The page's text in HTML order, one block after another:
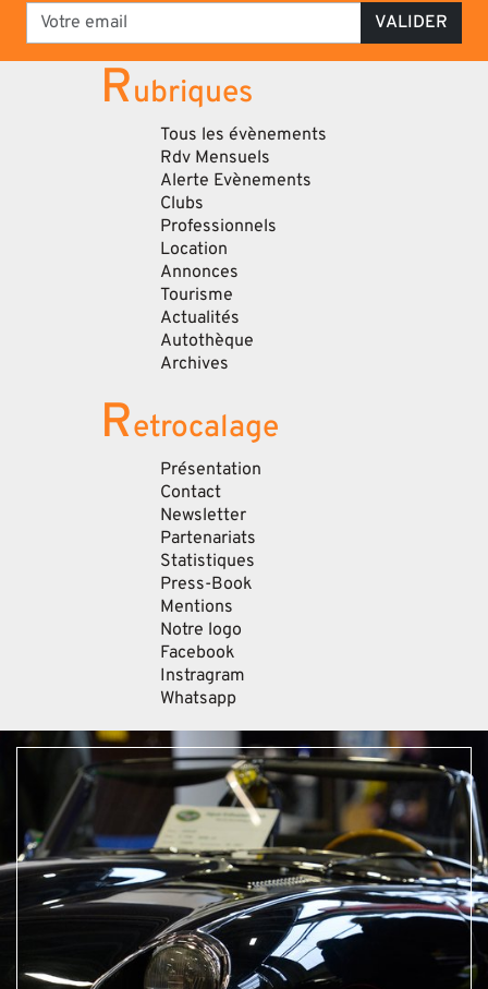
VALIDER
Rubriques
Tous les évènements
Rdv Mensuels
Alerte Evènements
Clubs
Professionnels
Location
Annonces
Tourisme
Actualités
Autothèque
Archives
Retrocalage
Présentation
Contact
Newsletter
Partenariats
Statistiques
Press-Book
Mentions
Notre logo
Facebook
Instragram
Whatsapp